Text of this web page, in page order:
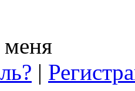
меня
|